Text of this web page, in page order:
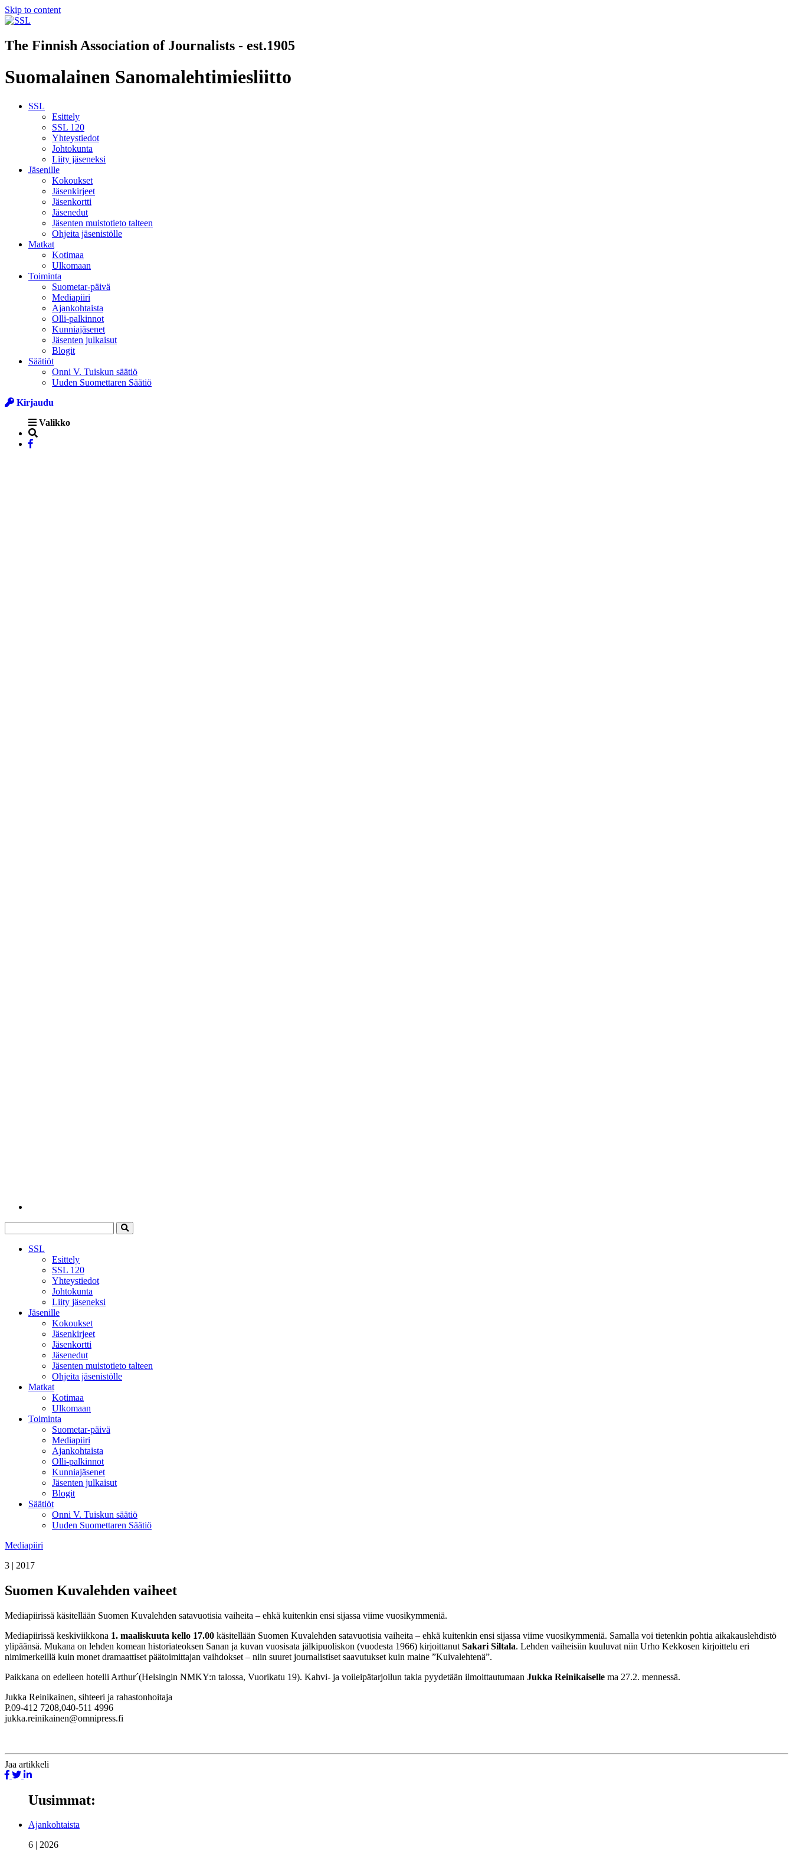
Skip to content
The Finnish Association of Journalists - est.1905
Suomalainen Sanomalehtimiesliitto
SSL
Esittely
SSL 120
Yhteystiedot
Johtokunta
Liity jäseneksi
Jäsenille
Kokoukset
Jäsenkirjeet
Jäsenkortti
Jäsenedut
Jäsenten muistotieto talteen
Ohjeita jäsenistölle
Matkat
Kotimaa
Ulkomaan
Toiminta
Suometar-päivä
Mediapiiri
Ajankohtaista
Olli-palkinnot
Kunniajäsenet
Jäsenten julkaisut
Blogit
Säätiöt
Onni V. Tuiskun säätiö
Uuden Suomettaren Säätiö
Kirjaudu
Valikko
SSL
Esittely
SSL 120
Yhteystiedot
Johtokunta
Liity jäseneksi
Jäsenille
Kokoukset
Jäsenkirjeet
Jäsenkortti
Jäsenedut
Jäsenten muistotieto talteen
Ohjeita jäsenistölle
Matkat
Kotimaa
Ulkomaan
Toiminta
Suometar-päivä
Mediapiiri
Ajankohtaista
Olli-palkinnot
Kunniajäsenet
Jäsenten julkaisut
Blogit
Säätiöt
Onni V. Tuiskun säätiö
Uuden Suomettaren Säätiö
Mediapiiri
3 | 2017
Suomen Kuvalehden vaiheet
Mediapiirissä käsitellään Suomen Kuvalehden satavuotisia vaiheita – ehkä kuitenkin ensi sijassa viime vuosikymmeniä.
Mediapiirissä keskiviikkona 1. maaliskuuta kello 17.00 käsitellään Suomen Kuvalehden satavuotisia vaiheita – ehkä kuitenkin ensi sijassa viime vuosikymmeniä. Samalla voi tietenkin pohtia aikakauslehdistö
ylipäänsä. Mukana on lehden komean historiateoksen Sanan ja kuvan vuosisata jälkipuoliskon (vuodesta 1966) kirjoittanut Sakari Siltala. Lehden vaiheisiin kuuluvat niin Urho Kekkosen kirjoittelu eri
nimimerkeillä kuin monet dramaattiset päätoimittajan vaihdokset – niin suuret journalistiset saavutukset kuin maine ”Kuivalehtenä”.
Paikkana on edelleen hotelli Arthur´(Helsingin NMKY:n talossa, Vuorikatu 19). Kahvi- ja voileipätarjoilun takia pyydetään ilmoittautumaan Jukka Reinikaiselle ma 27.2. mennessä.
Jukka Reinikainen, sihteeri ja rahastonhoitaja
P.09-412 7208,040-511 4996
jukka.reinikainen@omnipress.fi
Jaa artikkeli
Uusimmat:
Ajankohtaista
6 | 2026